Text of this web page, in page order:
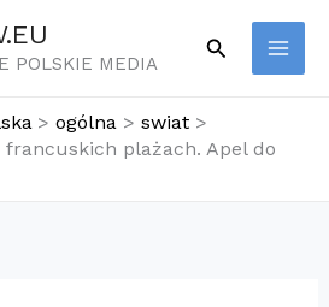
POLSKIE MEDIA
Szukaj
ogólna
swiat
plażach. Apel do